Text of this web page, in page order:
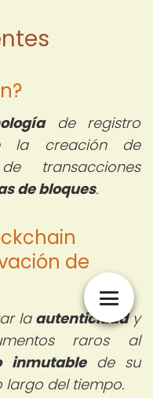
de registro
la creación de
transacciones
de bloques.
de
la autenticidady
raros al
inmutablede su
del tiempo.